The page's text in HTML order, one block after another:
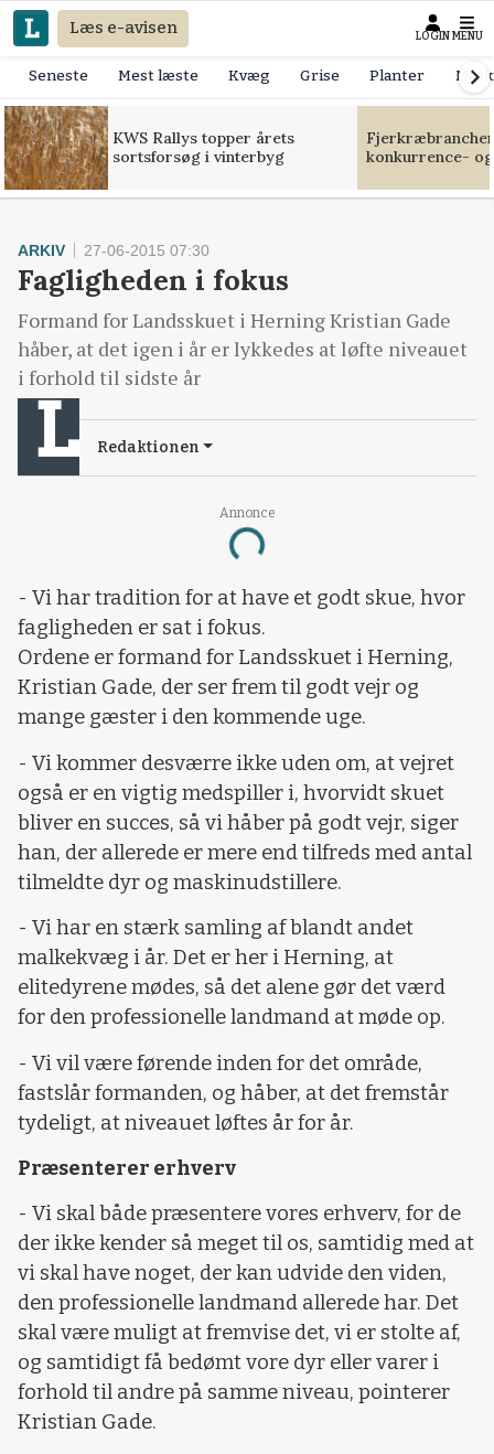
Læs e-avisen LOGIN MENU
Seneste Mest læste Kvæg Grise Planter
KWS Rallys topper årets
sortsforsøg i vinterbyg
konkurrence-
Annonce
Loading...
ARKIV 27-06-2015 07:30
Fagligheden i fokus
Formand for Landsskuet i Herning Kristian Gade
håber, at det igen i år er lykkedes at løfte niveauet
i forhold til sidste år
Redaktionen
- Vi har tradition for at have et godt skue, hvor
fagligheden er sat i fokus.
Ordene er formand for Landsskuet i Herning,
Kristian Gade, der ser frem til godt vejr og
mange gæster i den kommende uge.
- Vi kommer desværre ikke uden om, at vejret
også er en vigtig medspiller i, hvorvidt skuet
bliver en succes, så vi håber på godt vejr, siger
han, der allerede er mere end tilfreds med antal
tilmeldte dyr og maskinudstillere.
- Vi har en stærk samling af blandt andet
malkekvæg i år. Det er her i Herning, at
elitedyrene mødes, så det alene gør det værd
for den professionelle landmand at møde op.
- Vi vil være førende inden for det område,
fastslår formanden, og håber, at det fremstår
tydeligt, at niveauet løftes år for år.
Præsenterer erhverv
- Vi skal både præsentere vores erhverv, for de
der ikke kender så meget til os, samtidig med at
vi skal have noget, der kan udvide den viden,
den professionelle landmand allerede har. Det
skal være muligt at fremvise det, vi er stolte af,
og samtidigt få bedømt vore dyr eller varer i
forhold til andre på samme niveau, pointerer
Kristian Gade.